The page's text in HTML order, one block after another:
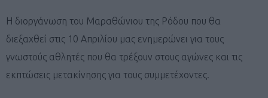
Η διοργάνωση του Μαραθώνιου της Ρόδου που θα
διεξαχθεί στις 10 Απριλίου μας ενημερώνει για τους
γνωστούς αθλητές που θα τρέξουν στους αγώνες και τις
εκπτώσεις μετακίνησης για τους συμμετέχοντες.